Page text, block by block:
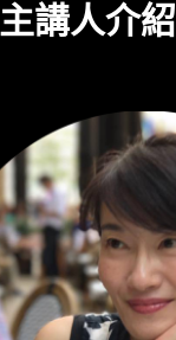
主講人介紹